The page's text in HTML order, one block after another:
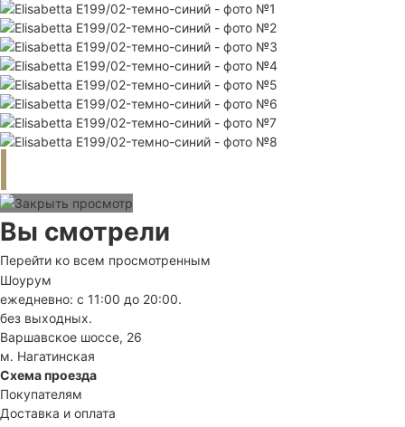
Вы смотрели
Перейти ко всем просмотренным
Шоурум
ежедневно: с 11:00 до 20:00.
без выходных.
Варшавское шоссе, 26
м. Нагатинская
Схема проезда
Покупателям
Доставка и оплата